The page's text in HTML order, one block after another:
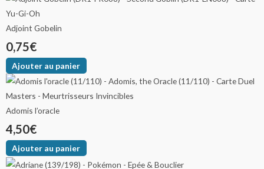
Adjoint Gobelin
0,75€
Ajouter au panier
Adomis l’oracle
4,50€
Ajouter au panier